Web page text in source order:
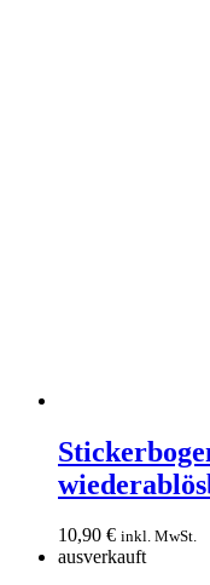
|
Aufkleber
A4-
wiederablösbar
10,90 € inkl. MwSt.
ausverkauft